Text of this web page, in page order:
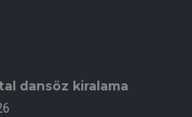
dansöz kiralama